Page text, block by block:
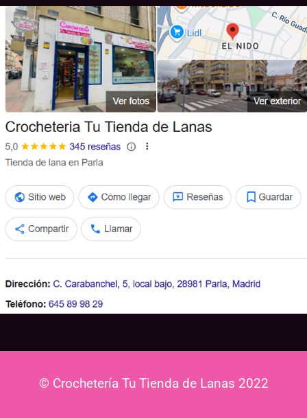
© Crochetería Tu Tienda de Lanas 2022